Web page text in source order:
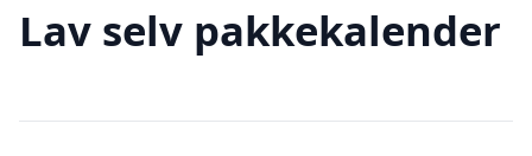
Lav selv pakkekalender